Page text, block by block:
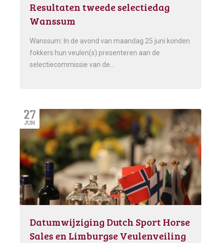
Resultaten tweede selectiedag
Wanssum
Wanssum: In de avond van maandag 25 juni konden
fokkers hun veulen(s) presenteren aan de
selectiecommissie van de…
27
JUN
Datumwijziging Dutch Sport Horse
Sales en Limburgse Veulenveiling